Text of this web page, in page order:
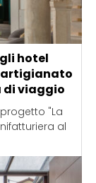
hotel
artigianato
di viaggio
"La
al